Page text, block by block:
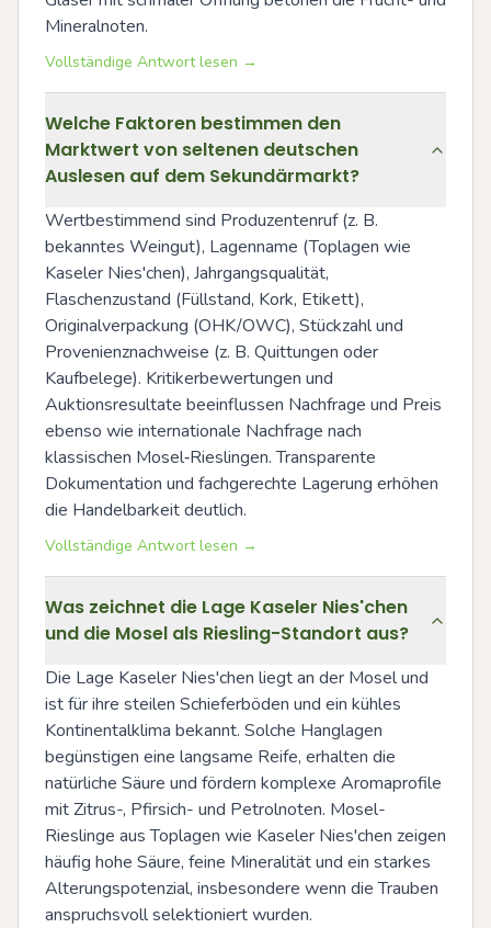
Mineralnoten.
Vollständige Antwort lesen →
Welche Faktoren bestimmen den
Marktwert von seltenen deutschen
Auslesen auf dem Sekundärmarkt?
Wertbestimmend sind Produzentenruf (z. B.
bekanntes Weingut), Lagenname (Toplagen wie
Kaseler Nies'chen), Jahrgangsqualität,
Flaschenzustand (Füllstand, Kork, Etikett),
Originalverpackung (OHK/OWC), Stückzahl und
Provenienznachweise (z. B. Quittungen oder
Kaufbelege). Kritikerbewertungen und
Auktionsresultate beeinflussen Nachfrage und Preis
ebenso wie internationale Nachfrage nach
klassischen Mosel‑Rieslingen. Transparente
Dokumentation und fachgerechte Lagerung erhöhen
die Handelbarkeit deutlich.
Vollständige Antwort lesen →
Was zeichnet die Lage Kaseler Nies'chen
und die Mosel als Riesling-Standort aus?
Die Lage Kaseler Nies'chen liegt an der Mosel und
ist für ihre steilen Schieferböden und ein kühles
Kontinentalklima bekannt. Solche Hanglagen
begünstigen eine langsame Reife, erhalten die
natürliche Säure und fördern komplexe Aromaprofile
mit Zitrus-, Pfirsich- und Petrolnoten. Mosel-
Rieslinge aus Toplagen wie Kaseler Nies'chen zeigen
häufig hohe Säure, feine Mineralität und ein starkes
Alterungspotenzial, insbesondere wenn die Trauben
anspruchsvoll selektioniert wurden.